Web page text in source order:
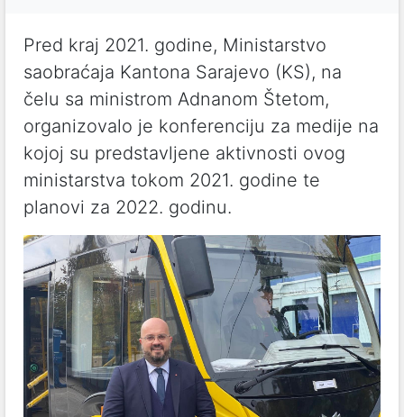
Pred kraj 2021. godine, Ministarstvo
saobraćaja Kantona Sarajevo (KS), na
čelu sa ministrom Adnanom Štetom,
organizovalo je konferenciju za medije na
kojoj su predstavljene aktivnosti ovog
ministarstva tokom 2021. godine te
planovi za 2022. godinu.